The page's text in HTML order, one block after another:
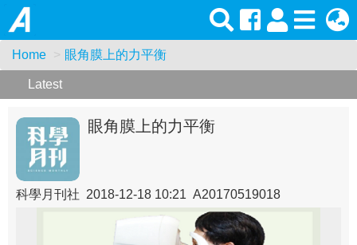
Home 眼角膜上的力平衡
Latest
眼角膜上的力平衡
科學月刊社 2018-12-18 10:21 A20170519018